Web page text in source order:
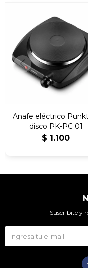
Anafe eléctrico
disco PK-PC 01
$ 1.100
¡Suscribite y